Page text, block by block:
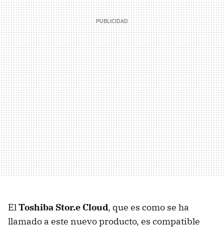
ElToshiba Stor.e Cloud, que es como se ha
llamado a este nuevo producto, es compatible